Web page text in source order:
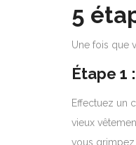
5
Une fois que
Étape 1
Effectuez un
vieux
vous grimpez